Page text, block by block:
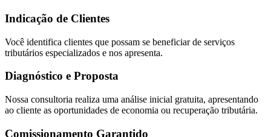
Indicação de Clientes
Você identifica clientes que possam se beneficiar de serviços
tributários especializados e nos apresenta.
Diagnóstico e Proposta
Nossa consultoria realiza uma análise inicial gratuita, apresentando
ao cliente as oportunidades de economia ou recuperação tributária.
Comissionamento Garantido